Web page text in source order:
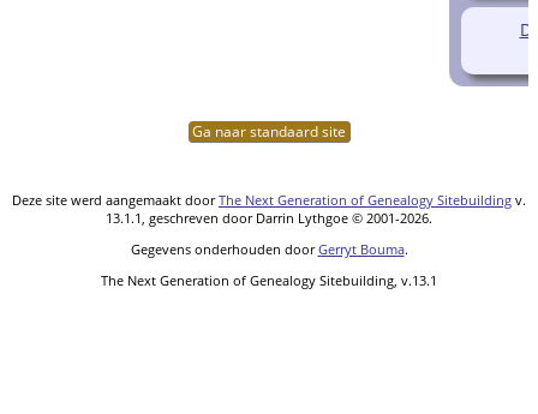
Ga naar standaard site
Deze site werd aangemaakt doorThe Next Generation of Genealogy Sitebuilding v.
13.1.1, geschreven door Darrin Lythgoe © 2001-2026.
Gegevens onderhouden doorGerryt Bouma.
The Next Generation of Genealogy Sitebuilding, v.13.1